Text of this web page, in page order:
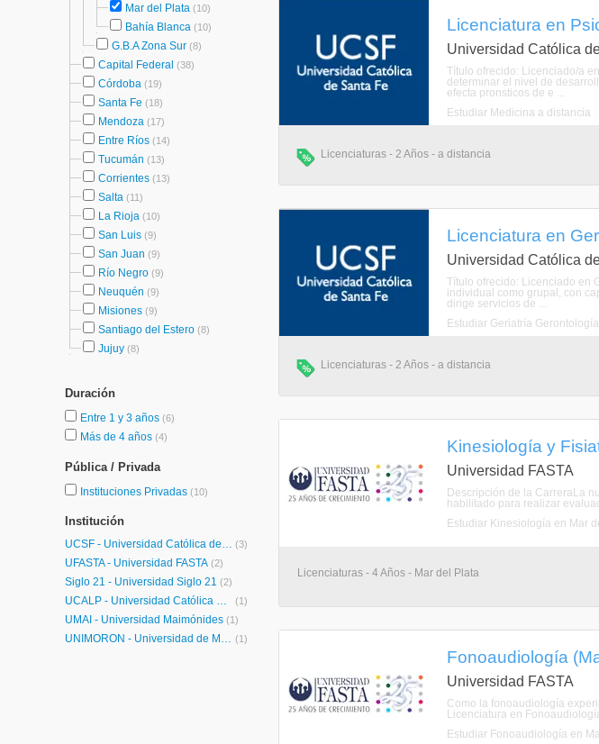
Mar del Plata (10)
Bahía Blanca (10)
G.B.A Zona Sur (8)
Capital Federal (38)
Córdoba (19)
Santa Fe (18)
Mendoza (17)
Entre Ríos (14)
Tucumán (13)
Corrientes (13)
Salta (11)
La Rioja (10)
San Luis (9)
San Juan (9)
Río Negro (9)
Neuquén (9)
Misiones (9)
Santiago del Estero (8)
Jujuy (8)
Duración
Entre 1 y 3 años (6)
Más de 4 años (4)
Pública / Privada
Instituciones Privadas (10)
Institución
UCSF - Universidad Católica de Santa Fe (3)
UFASTA - Universidad FASTA (2)
Siglo 21 - Universidad Siglo 21 (2)
UCALP - Universidad Católica de la Plata (1)
UMAI - Universidad Maimónides (1)
UNIMORÓN - Universidad de Morón (1)
Licenciatura en
Universidad Católica
Título ofrecido: Licenciado/a
determinar el nivel de
efecta pronsticos de e ...
Estudiar Medicina a distancia
Licenciaturas - 2 Años - a distancia
Licenciatura en
Universidad Católica
Título ofrecido: Licenciado en
individual como grupal, con
dirige servicios de ...
Estudiar Geriatría
Licenciaturas - 2 Años - a distancia
Kinesiología y
Universidad FASTA
Descripción de la CarreraLa
habilitado para realizar
Estudiar Kinesiología en Mar
Licenciaturas - 4 Años - Mar del Plata
Fonoaudiología
Universidad FASTA
Como la fonoaudiología
Licenciatura en
Estudiar Fonoaudiología en